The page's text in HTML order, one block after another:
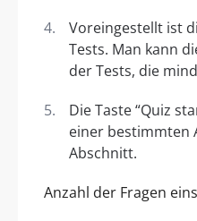
Voreingestellt ist
Tests. Man kann
der Tests, die
Die Taste “Quiz
einer bestimmten
Abschnitt.
Anzahl der Fragen